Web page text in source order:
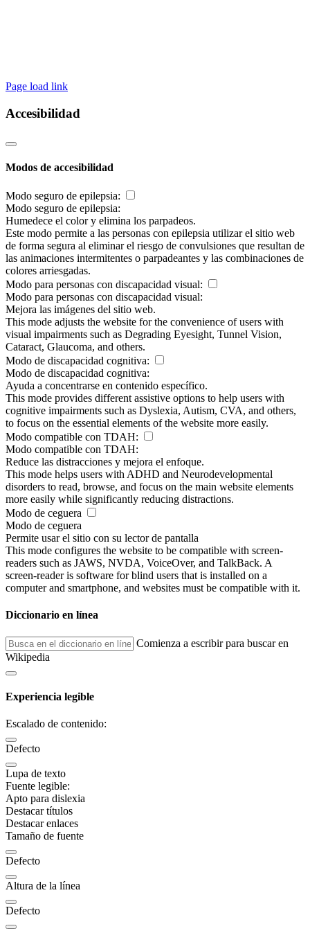
Page load link
Accesibilidad
Modos de accesibilidad
Modo seguro de epilepsia:
Modo seguro de epilepsia:
Humedece el color y elimina los parpadeos.
Este modo permite a las personas con epilepsia utilizar el sitio web
de forma segura al eliminar el riesgo de convulsiones que resultan de
las animaciones intermitentes o parpadeantes y las combinaciones de
colores arriesgadas.
Modo para personas con discapacidad visual:
Modo para personas con discapacidad visual:
Mejora las imágenes del sitio web.
This mode adjusts the website for the convenience of users with
visual impairments such as Degrading Eyesight, Tunnel Vision,
Cataract, Glaucoma, and others.
Modo de discapacidad cognitiva:
Modo de discapacidad cognitiva:
Ayuda a concentrarse en contenido específico.
This mode provides different assistive options to help users with
cognitive impairments such as Dyslexia, Autism, CVA, and others,
to focus on the essential elements of the website more easily.
Modo compatible con TDAH:
Modo compatible con TDAH:
Reduce las distracciones y mejora el enfoque.
This mode helps users with ADHD and Neurodevelopmental
disorders to read, browse, and focus on the main website elements
more easily while significantly reducing distractions.
Modo de ceguera
Modo de ceguera
Permite usar el sitio con su lector de pantalla
This mode configures the website to be compatible with screen-
readers such as JAWS, NVDA, VoiceOver, and TalkBack. A
screen-reader is software for blind users that is installed on a
computer and smartphone, and websites must be compatible with it.
Diccionario en línea
Comienza a escribir para buscar en
Wikipedia
Experiencia legible
Escalado de contenido:
Defecto
Lupa de texto
Fuente legible:
Apto para dislexia
Destacar títulos
Destacar enlaces
Tamaño de fuente
Defecto
Altura de la línea
Defecto